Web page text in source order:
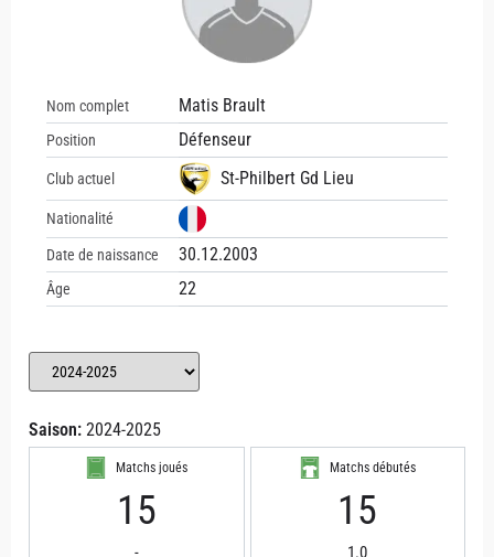
Nom complet Matis Brault
Position Défenseur
Club actuel St-Philbert Gd Lieu
Nationalité
Date de naissance 30.12.2003
Âge 22
Saison: 2024-2025
Matchs joués
15
-
Matchs débutés
15
1.0